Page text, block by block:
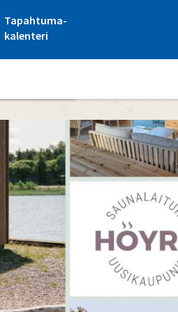
Tapahtuma-
kalenteri